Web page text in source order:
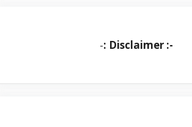
-: Disclaimer :-